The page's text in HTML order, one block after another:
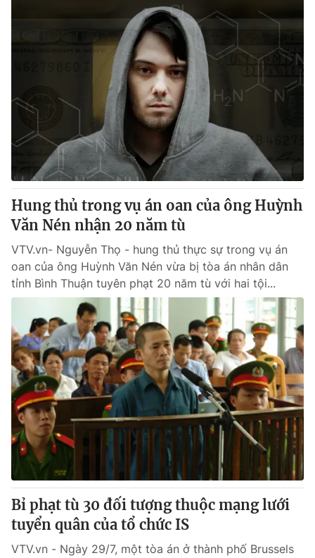
Hung thủ trong vụ án oan của ông Huỳnh
Văn Nén nhận 20 năm tù
VTV.vn- Nguyễn Thọ - hung thủ thực sự trong vụ án
oan của ông Huỳnh Văn Nén vừa bị tòa án nhân dân
tỉnh Bình Thuận tuyên phạt 20 năm tù với hai tội...
Bỉ phạt tù 30 đối tượng thuộc mạng lưới
tuyển quân của tổ chức IS
VTV.vn - Ngày 29/7, một tòa án ở thành phố Brussels